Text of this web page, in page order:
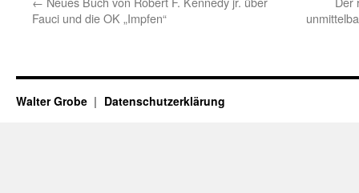
Fauci und die OK „Impfen“
Walter Grobe Datenschutzerklärung